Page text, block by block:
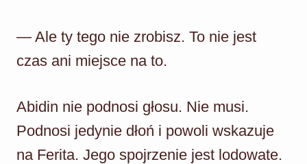
— Ale ty tego nie zrobisz. To nie jest
czas ani miejsce na to.
Abidin nie podnosi głosu. Nie musi.
Podnosi jedynie dłoń i powoli wskazuje
na Ferita. Jego spojrzenie jest lodowate.